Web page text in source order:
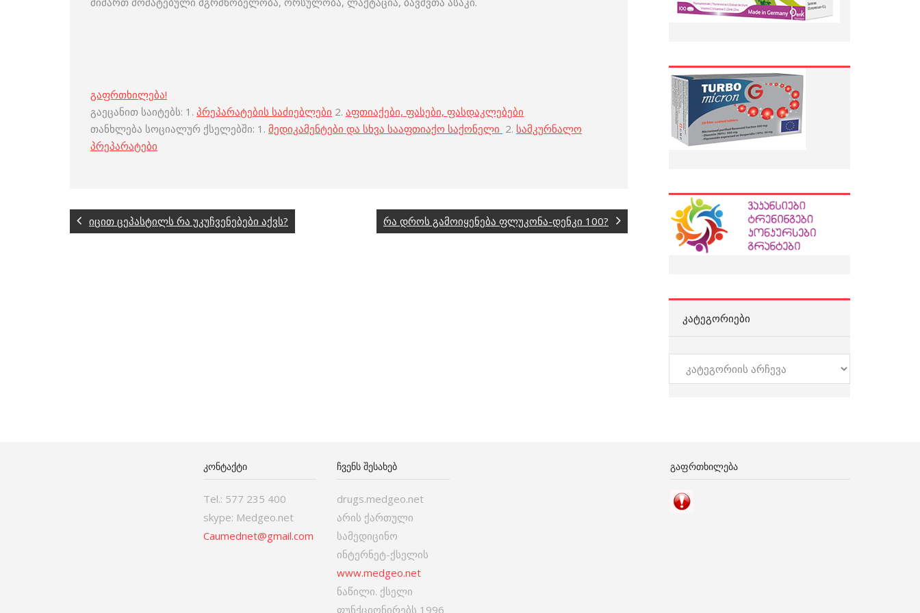
გაფრთხილება!
გაეცანით საიტებს: 1. პრეპარატების საძიებლები 2. აფთიაქები, ფასები, ფასდაკლებები
თანხლება სოციალურ ქსელებში: 1. მედიკამენტები და სხვა სააფთიაქო საქონელი 2. სამკურნალო
პრეპარატები
იცით ცეპასტილს რა უკუჩვენებები აქვს? რა დროს გამოიყენება ფლუკონა-დენკი 100?
ᲙᲐᲢᲔᲒᲝᲠᲘᲔᲑᲘ
კატეგორიები
ᲙᲝᲜᲢᲐᲥᲢᲘ
Tel.: 577 235 400
skype: Medgeo.net
Caumednet@gmail.com
ᲩᲕᲔᲜᲡ ᲨᲔᲡᲐᲮᲔᲑ
drugs.medgeo.net
არის ქართული
სამედიცინო
ინტერნეტ-ქსელის
www.medgeo.net
ნაწილი. ქსელი
ფუნქციონირებს 1996
ᲒᲐᲤᲠᲗᲮᲘᲚᲔᲑᲐ